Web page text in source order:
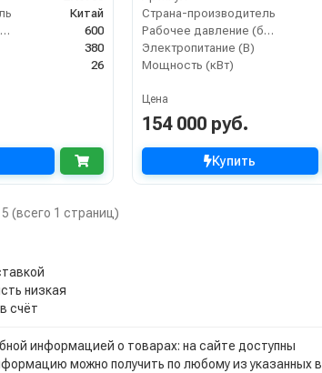
Китай
Рабочее давление (бар)
600
380
26
Страна-производитель
Рабочее давление (бар)
Электропитание (В)
Мощность (кВт)
Цена
154 000 руб.
Купить
(всего 1 страниц)
низкая
счёт
информацией о товарах: на сайте доступны
можно получить по любому из указанных в